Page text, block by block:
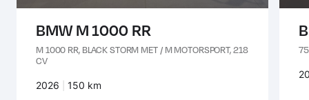
BMW M 1000 RR
M 1000 RR, BLACK STORM MET / M MOTORSPORT, 218
CV
Années :
2026 Kilomètres :
150 km